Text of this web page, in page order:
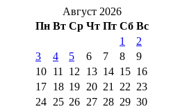
Август 2026
Пн Вт Ср Чт Пт Сб Вс
1
2
3
4 5 6 7 8
9
10 11 12 13 14 15 16
17 18 19 20 21 22 23
24 25 26 27 28 29 30